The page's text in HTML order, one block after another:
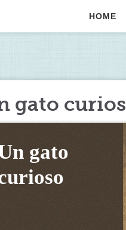
HOME
gato
gato